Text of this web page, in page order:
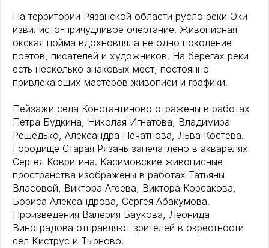
На территории Рязанской области русло реки Оки
извилисто-причудливое очертание. Живописная
окская пойма вдохновляла не одно поколение
поэтов, писателей и художников. На берегах реки
есть несколько знаковых мест, постоянно
привлекающих мастеров живописи и графики.
Пейзажи села Константиново отражены в работах
Петра Будкина, Николая Игнатова, Владимира
Решедько, Александра Печатнова, Льва Костева.
Городище Старая Рязань запечатлено в акварелях
Сергея Ковригина. Касимовские живописные
пространства изображены в работах Татьяны
Власовой, Виктора Агеева, Виктора Корсакова,
Бориса Александрова, Сергея Абакумова.
Произведения Валерия Баукова, Леонида
Виноградова отправляют зрителей в окрестности
сёл Киструс и Тырново.